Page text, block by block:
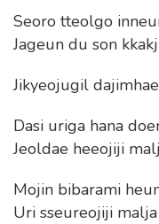
Seoro tteolgo
Jageun du son
Jikyeojugil
Dasi uriga hana
Jeoldae heeojiji
Mojin bibarami
Uri sseureojiji malja